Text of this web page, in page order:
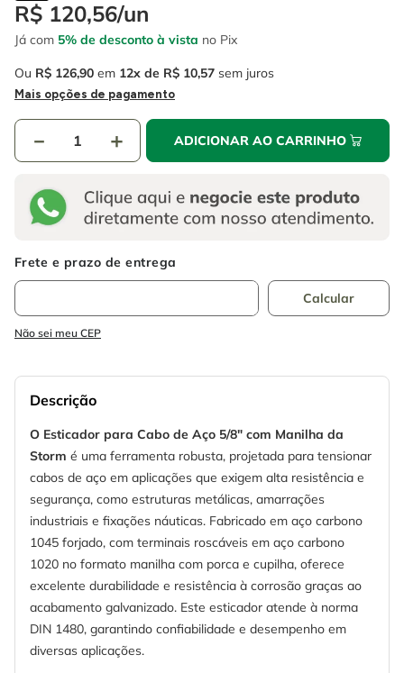
R$ 120,56/un
Já com 5% de desconto à vista no Pix
Ou R$ 126,90 em 12 R$ 10,57 sem juros
Mais opções de pagamento
＋
－ ADICIONAR AO CARRINHO
Não sei meu CEP
Descrição
O Esticador para Cabo de Aço 5/8" com Manilha da
Storm é uma ferramenta robusta, projetada para tensionar
cabos de aço em aplicações que exigem alta resistência e
segurança, como estruturas metálicas, amarrações
industriais e fixações náuticas. Fabricado em aço carbono
1045 forjado, com terminais roscáveis em aço carbono
1020 no formato manilha com porca e cupilha, oferece
excelente durabilidade e resistência à corrosão graças ao
acabamento galvanizado. Este esticador atende à norma
DIN 1480, garantindo confiabilidade e desempenho em
diversas aplicações.
6 fio
7º serra copo
8º disco corte
chave impacto
º esmerilhadeira
º serra circular
º fio
disco corte
chave impacto